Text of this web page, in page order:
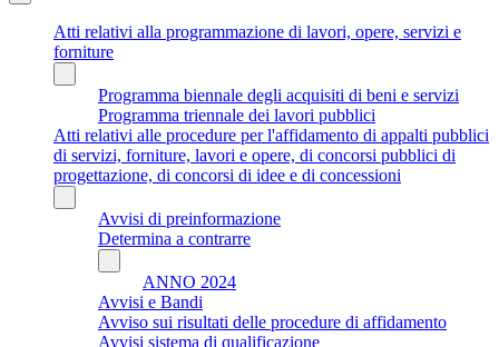
Atti relativi alla programmazione di lavori, opere, servizi e
forniture
Programma biennale degli acquisiti di beni e servizi
Programma triennale dei lavori pubblici
Atti relativi alle procedure per l'affidamento di appalti pubblici
di servizi, forniture, lavori e opere, di concorsi pubblici di
progettazione, di concorsi di idee e di concessioni
Avvisi di preinformazione
Determina a contrarre
ANNO 2024
Avvisi e Bandi
Avviso sui risultati delle procedure di affidamento
Avvisi sistema di qualificazione